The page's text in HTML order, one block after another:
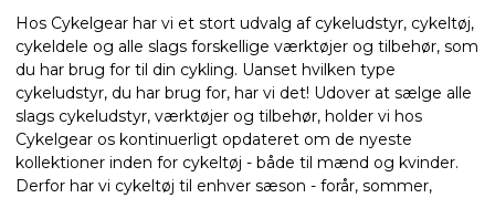
Hos Cykelgear har vi et stort udvalg af cykeludstyr, cykeltøj,
cykeldele og alle slags forskellige værktøjer og tilbehør, som
du har brug for til din cykling. Uanset hvilken type
cykeludstyr, du har brug for, har vi det! Udover at sælge alle
slags cykeludstyr, værktøjer og tilbehør, holder vi hos
Cykelgear os kontinuerligt opdateret om de nyeste
kollektioner inden for cykeltøj - både til mænd og kvinder.
Derfor har vi cykeltøj til enhver sæson - forår, sommer,